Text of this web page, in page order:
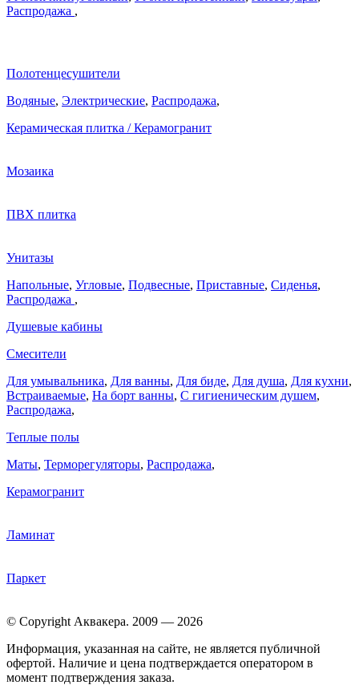
Распродажа ,
Полотенцесушители
Водяные, Электрические, Распродажа,
Керамическая плитка / Керамогранит
Мозаика
ПВХ плитка
Унитазы
Напольные, Угловые, Подвесные, Приставные, Сиденья,
Распродажа ,
Душевые кабины
Смесители
Для умывальника, Для ванны, Для биде, Для душа, Для кухни,
Встраиваемые, На борт ванны, C гигиеническим душем,
Распродажа,
Теплые полы
Маты, Терморегуляторы, Распродажа,
Керамогранит
Ламинат
Паркет
© Copyright Аквакера. 2009 — 2026
Информация, указанная на сайте, не является публичной
офертой. Наличие и цена подтверждается оператором в
момент подтверждения заказа.